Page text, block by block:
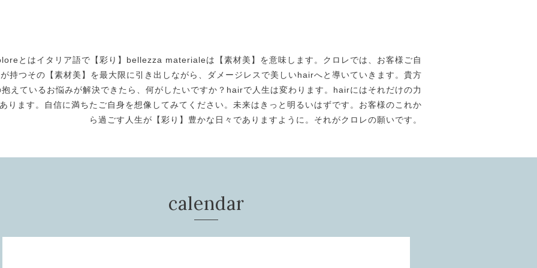
とはイタリア語で【彩り】bellezza materialeは【素材美】を意味します。クロレでは、お客様ご自
持つその【素材美】を最大限に引き出しながら、ダメージレスで美しいhairへと導いていきます。貴方
抱えているお悩みが解決できたら、何がしたいですか？hairで人生は変わります。hairにはそれだけの力
ります。自信に満ちたご自身を想像してみてください。未来はきっと明るいはずです。お客様のこれか
ら過ごす人生が【彩り】豊かな日々でありますように。それがクロレの願いです。
calendar